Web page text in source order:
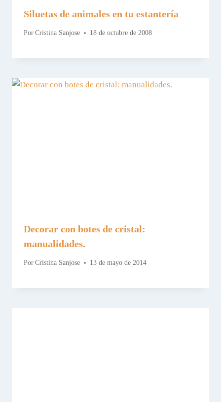
Siluetas de animales en tu estantería
Por Cristina Sanjose 18 de octubre de 2008
Decorar con botes de cristal:
manualidades.
Por Cristina Sanjose 13 de mayo de 2014